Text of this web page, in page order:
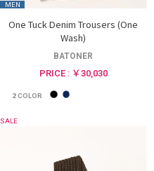
MEN
One Tuck Denim Trousers (One
Wash)
BATONER
PRICE : ￥30,030
2COLOR
SALE